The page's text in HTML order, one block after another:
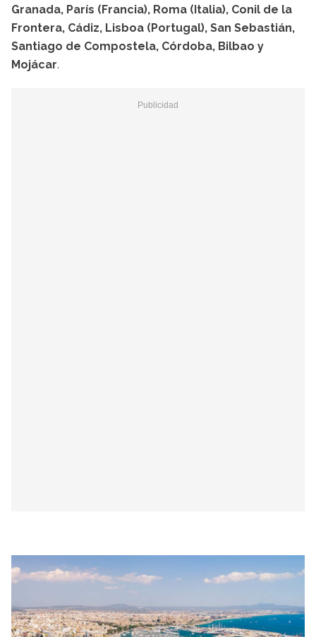
Granada, París (Francia), Roma (Italia), Conil de la
Frontera, Cádiz, Lisboa (Portugal), San Sebastián,
Santiago de Compostela, Córdoba, Bilbao y
Mojácar.